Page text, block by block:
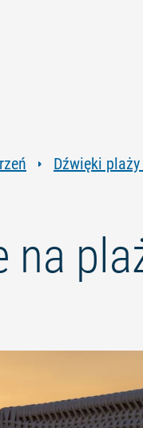
Dźwięki
na